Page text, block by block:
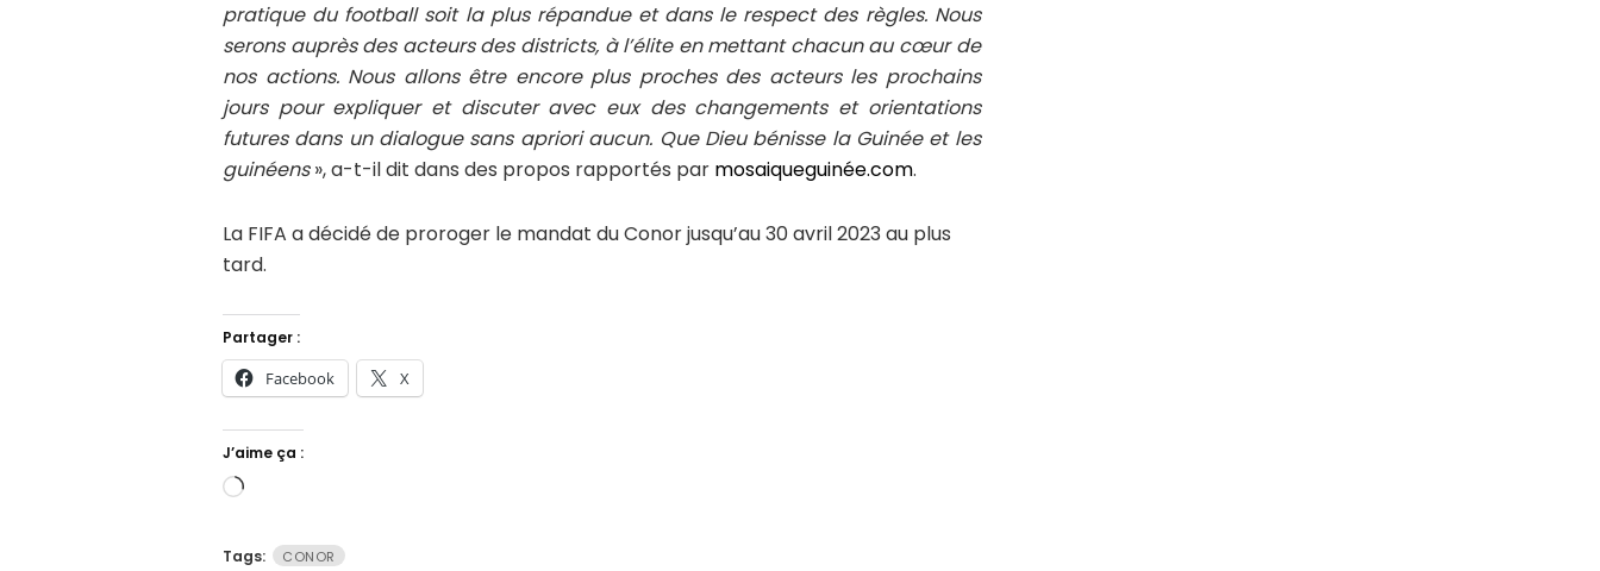
pratique du football soit la plus répandue et dans le respect des règles. Nous
serons auprès des acteurs des districts, à l’élite en mettant chacun au cœur de
nos actions. Nous allons être encore plus proches des acteurs les prochains
jours pour expliquer et discuter avec eux des changements et orientations
futures dans un dialogue sans apriori aucun. Que Dieu bénisse la Guinée et les
guinéens», a-t-il dit dans des propos rapportés par mosaiqueguinée.com.
La FIFA a décidé de proroger le mandat du Conor jusqu’au 30 avril 2023 au plus
tard.
Partager :
Facebook X
J’aime ça :
Chargement…
Tags: CONOR